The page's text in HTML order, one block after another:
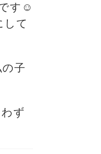
す☺️
て
子
ず